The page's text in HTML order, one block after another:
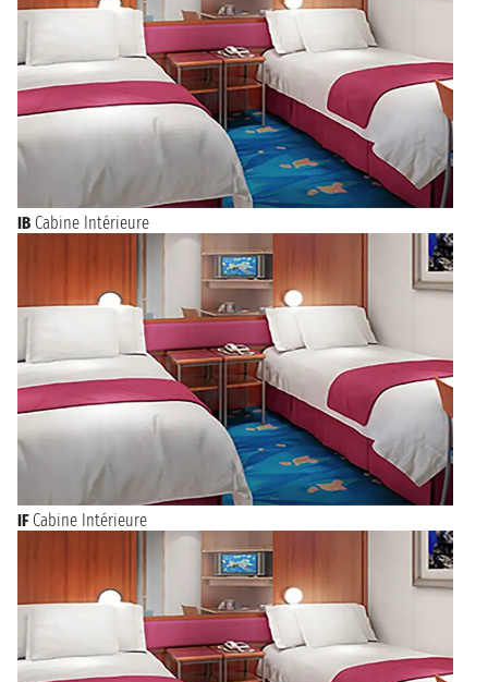
IB Cabine Intérieure
IF Cabine Intérieure